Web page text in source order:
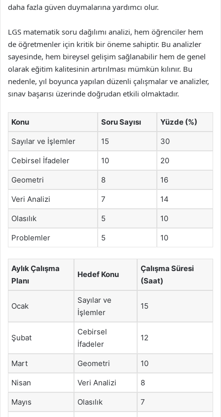
daha fazla güven duymalarına yardımcı olur.
LGS matematik soru dağılımı analizi, hem öğrenciler hem
de öğretmenler için kritik bir öneme sahiptir. Bu analizler
sayesinde, hem bireysel gelişim sağlanabilir hem de genel
olarak eğitim kalitesinin artırılması mümkün kılınır. Bu
nedenle, yıl boyunca yapılan düzenli çalışmalar ve analizler,
sınav başarısı üzerinde doğrudan etkili olmaktadır.
Konu Soru Sayısı Yüzde (%)
Sayılar ve İşlemler 15 30
Cebirsel İfadeler 10 20
Geometri 8 16
Veri Analizi 7 14
Olasılık 5 10
Problemler 5 10
Aylık Çalışma
Planı
Hedef Konu
Çalışma Süresi
(Saat)
Ocak
Sayılar ve
İşlemler
15
Şubat
Cebirsel
İfadeler
12
Mart Geometri 10
Nisan Veri Analizi 8
Mayıs Olasılık 7